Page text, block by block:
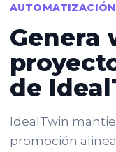
Genera
de
IdealTwin
promoción